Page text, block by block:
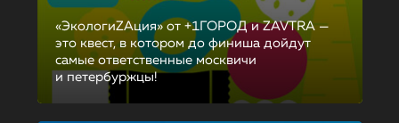
«ЭкологиZAция» от +1ГОРОД и ZAVTRA —
это квест, в котором до финиша дойдут
самые ответственные москвичи
и петербуржцы!